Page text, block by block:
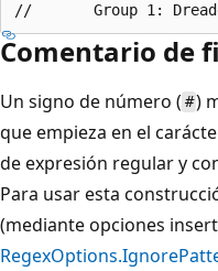
Comentario de
Un signo de número ( #)
que empieza en el
de expresión regular y
Para usar esta
(mediante opciones